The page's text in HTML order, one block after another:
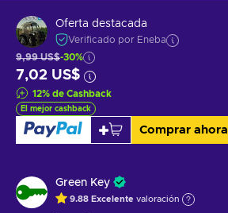
Oferta destacada
Verificado por Eneba
9,99 US$-30%
7,02 US$
12% de Cashback
El mejor cashback
Comprar ahora
Green Key
9.88 Excelente valoración